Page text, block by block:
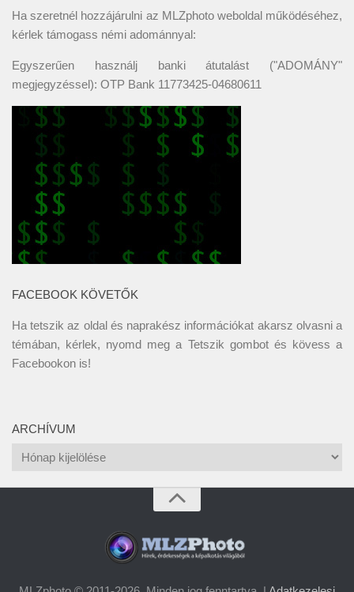
Ha szeretnél hozzájárulni az MLZphoto weboldal működéséhez,
kérlek támogass némi adománnyal:
Egyszerűen használj banki átutalást ("ADOMÁNY"
megjegyzéssel): OTP Bank 11773425-04680611
FACEBOOK KÖVETŐK
Ha tetszik az oldal és naprakész információkat akarsz olvasni a
témában, kérlek, nyomd meg a Tetszik gombot és kövess a
Facebookon is!
ARCHÍVUM
Archívum